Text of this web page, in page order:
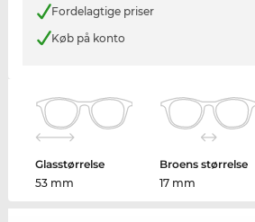
Fordelagtige priser
Køb på konto
Glasstørrelse
53 mm
Broens størrelse
17 mm